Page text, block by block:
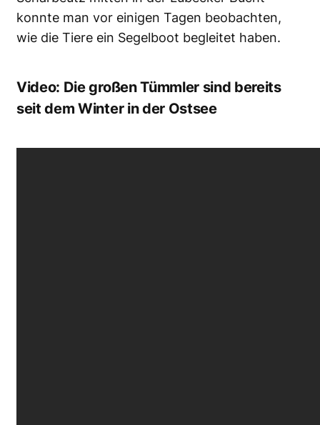
konnte man vor einigen Tagen beobachten,
wie die Tiere ein Segelboot begleitet haben.
Video: Die großen Tümmler sind bereits
seit dem Winter in der Ostsee